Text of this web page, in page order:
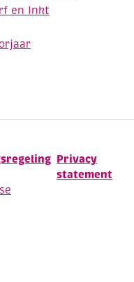
en Inkt
Privacy
statement